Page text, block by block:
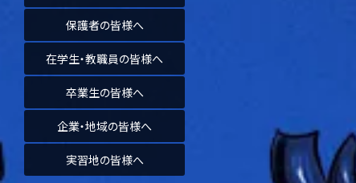
保護者の皆様へ
在学生・教職員の皆様へ
卒業生の皆様へ
企業・地域の皆様へ
実習地の皆様へ